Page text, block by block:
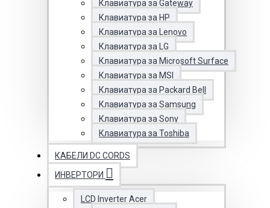
Клавиатура за Gateway
Клавиатура за HP
Клавиатура за Lenovo
Клавиатура за LG
Клавиатура за Microsoft Surface
Клавиатура за MSI
Клавиатура за Packard Bell
Клавиатура за Samsung
Клавиатура за Sony
Клавиатура за Toshiba
КАБЕЛИ DC CORDS
ИНВЕРТОРИ
LCD Inverter Acer